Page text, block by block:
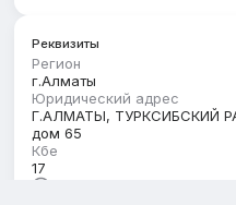
Реквизиты
Регион
г.Алматы
Юридический адрес
Г.АЛМАТЫ, ТУРКСИБСКИЙ
дом 65
Кбе
17